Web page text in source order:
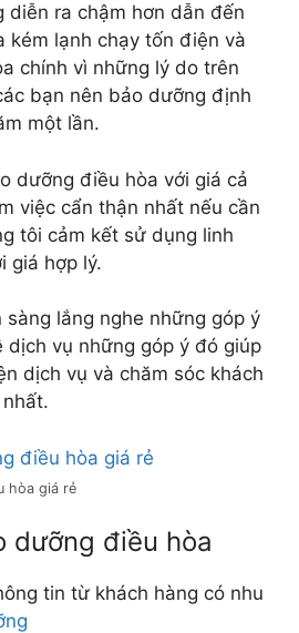
diễn ra chậm hơn dẫn đến
kém lạnh chạy tốn điện và
chính vì những lý do trên
bạn nên bảo dưỡng định
một lần.
dưỡng điều hòa với giá cả
việc cẩn thận nhất nếu cần
tôi cảm kết sử dụng linh
giá hợp lý.
sàng lắng nghe những góp ý
dịch vụ những góp ý đó giúp
dịch vụ và chăm sóc khách
hòa giá rẻ
dưỡng điều hòa
tin từ khách hàng có nhu